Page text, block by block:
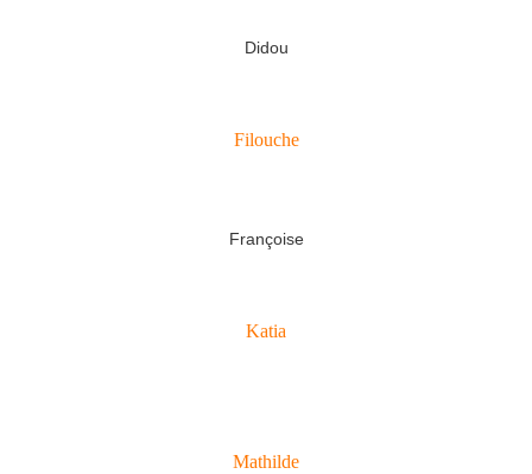
Didou
Filouche
Françoise
Katia
Mathilde